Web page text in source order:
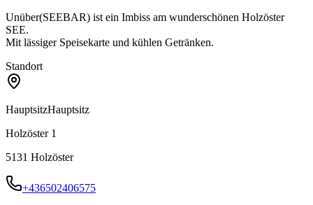
Unüber(SEEBAR) ist ein Imbiss am wunderschönen Holzöster
SEE.
Mit lässiger Speisekarte und kühlen Getränken.
Standort
HauptsitzHauptsitz
Holzöster 1
5131 Holzöster
+436502406575